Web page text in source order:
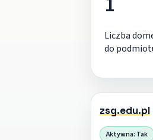
Liczba
do
zsg.edu.pl
Aktywna: Tak